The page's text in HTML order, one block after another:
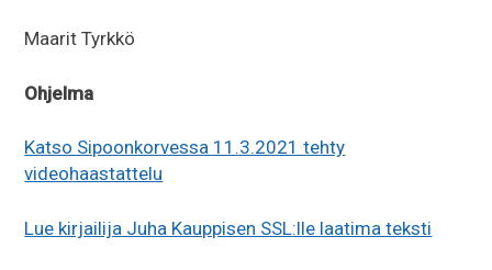
Maarit Tyrkkö
Ohjelma
Katso Sipoonkorvessa 11.3.2021 tehty
videohaastattelu
Lue kirjailija Juha Kauppisen SSL:lle laatima teksti